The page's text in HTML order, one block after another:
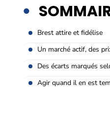
Brest attire et fidélise
Un marché actif, des
Des écarts marqués
Agir quand il en est